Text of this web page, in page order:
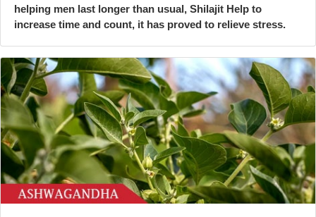
helping men last longer than usual, Shilajit Help to
increase time and count, it has proved to relieve stress.